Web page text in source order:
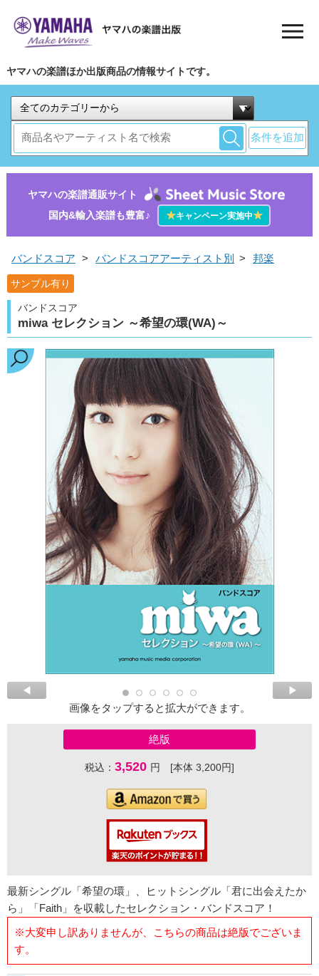
ヤマハの楽譜ほか出版商品の情報サイトです。
条件を追加
ヤマハの楽譜通販サイト
国内&輸入楽譜も豊富♪
★キャンペーン実施中★
バンドスコア > バンドスコアアーティスト別 > 邦楽
サンプル有り
バンドスコア
miwa セレクション ～希望の環(WA)～
画像をタップすると拡大ができます。
絶版
税込： 3,520 円 [本体 3,200円]
最新シングル「希望の環」、ヒットシングル「君に出会えたか
ら」「Faith」を収載したセレクション・バンドスコア！
※大変申し訳ありませんが、こちらの商品は絶版でございま
す。